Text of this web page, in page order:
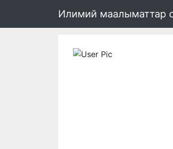
Илимий маалыматтар